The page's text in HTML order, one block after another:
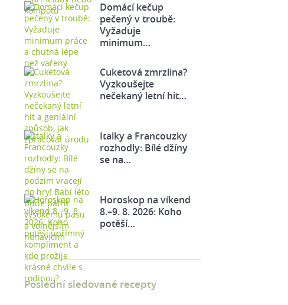
Domácí kečup
pečený v troubě:
Vyžaduje
minimum…
Cuketová zmrzlina?
Vyzkoušejte
nečekaný letní hit…
Italky a Francouzky
rozhodly: Bílé džíny
se na…
Horoskop na víkend
8.–9. 8. 2026: Koho
potěší…
Poslední sledované recepty